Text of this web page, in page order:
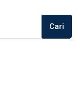
Cari